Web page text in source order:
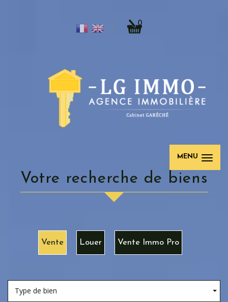
0
MENU
Votre recherche de biens
Vente Louer Vente Immo Pro
Type de bien